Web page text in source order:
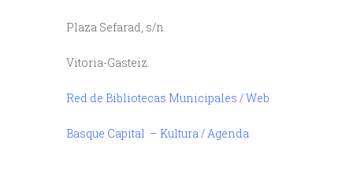
Plaza Sefarad, s/n.
Vitoria-Gasteiz.
Red de Bibliotecas Municipales / Web
Basque Capital – Kultura / Agenda